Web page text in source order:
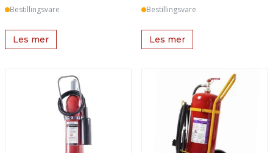
Bestillingsvare
Les mer
Bestillingsvare
Les mer